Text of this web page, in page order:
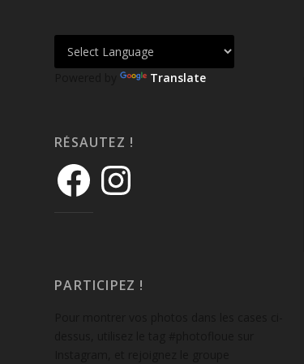
Powered by Translate
RÉSAUTEZ !
PARTICIPEZ !